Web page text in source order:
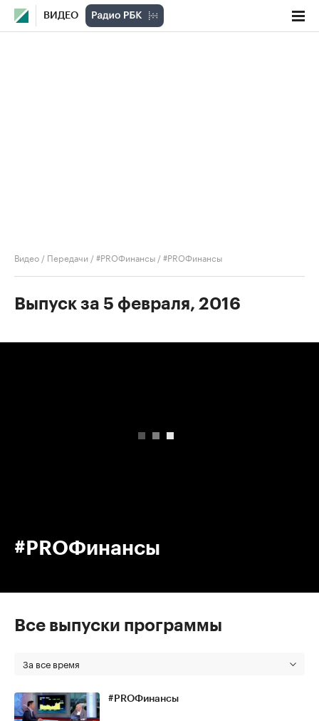
ВИДЕО
Видео / Передачи /#PROФинансы /#PROФинансы
Выпуск за 5 февраля, 2016
#PROФинансы
Все выпуски программы
За все время
#PROФинансы